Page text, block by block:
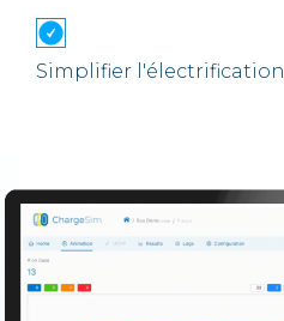
Simplifier l'électrification